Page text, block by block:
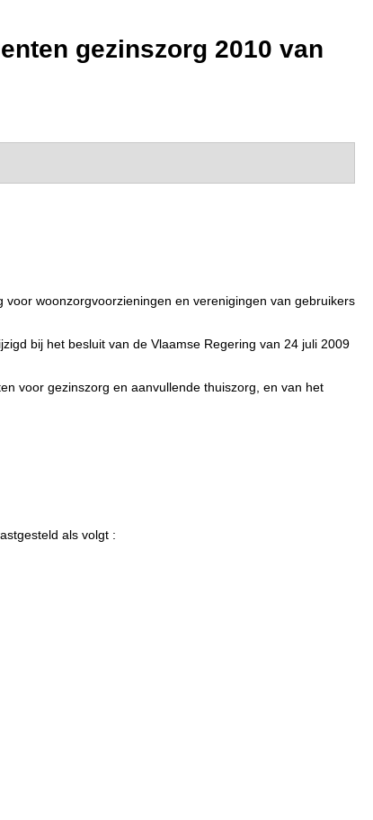
gezinszorg 2010 van
woonzorgvoorzieningen en verenigingen van gebruikers
bij het besluit van de Vlaamse Regering van 24 juli 2009
voor gezinszorg en aanvullende thuiszorg, en van het
als volgt :